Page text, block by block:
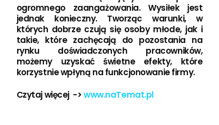
ogromnego zaangażowania. Wysiłek jest
jednak konieczny. Tworząc warunki, w
których dobrze czują się osoby młode, jak i
takie, które zachęcają do pozostania na
rynku doświadczonych pracowników,
możemy uzyskać świetne efekty, które
korzystnie wpłyną na funkcjonowanie firmy.
Czytaj więcej -> www.naTemat.pl